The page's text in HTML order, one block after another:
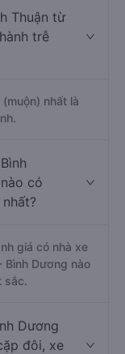
Thuận từ
trễ
nhất là
có
giá có nhà xe
Bình Dương nào
sắc.
Dương
đôi, xe